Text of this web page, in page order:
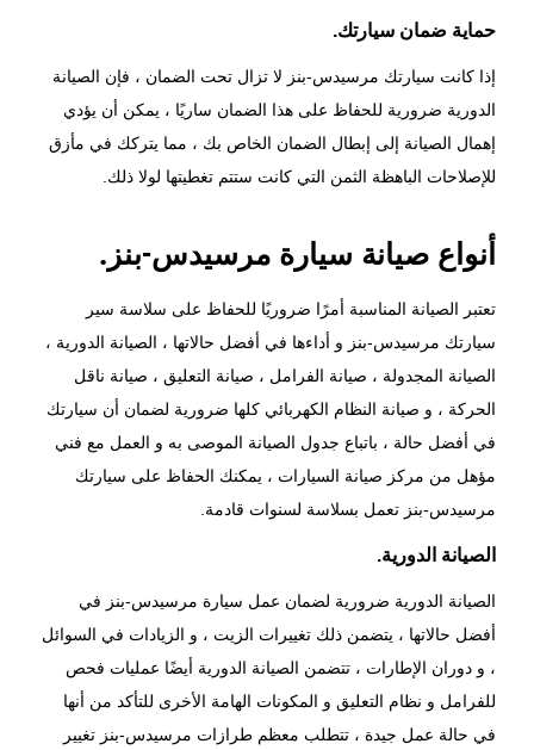
حماية ضمان سيارتك.
إذا كانت سيارتك مرسيدس-بنز لا تزال تحت الضمان ، فإن الصيانة
الدورية ضرورية للحفاظ على هذا الضمان ساريًا ، يمكن أن يؤدي
إهمال الصيانة إلى إبطال الضمان الخاص بك ، مما يتركك في مأزق
للإصلاحات الباهظة الثمن التي كانت ستتم تغطيتها لولا ذلك.
أنواع صيانة سيارة مرسيدس-بنز.
تعتبر الصيانة المناسبة أمرًا ضروريًا للحفاظ على سلاسة سير
سيارتك مرسيدس-بنز و أداءها في أفضل حالاتها ، الصيانة الدورية ،
الصيانة المجدولة ، صيانة الفرامل ، صيانة التعليق ، صيانة ناقل
الحركة ، و صيانة النظام الكهربائي كلها ضرورية لضمان أن سيارتك
في أفضل حالة ، باتباع جدول الصيانة الموصى به و العمل مع فني
مؤهل من مركز صيانة السيارات ، يمكنك الحفاظ على سيارتك
مرسيدس-بنز تعمل بسلاسة لسنوات قادمة.
الصيانة الدورية.
الصيانة الدورية ضرورية لضمان عمل سيارة مرسيدس-بنز في
أفضل حالاتها ، يتضمن ذلك تغييرات الزيت ، و الزيادات في السوائل
، و دوران الإطارات ، تتضمن الصيانة الدورية أيضًا عمليات فحص
للفرامل و نظام التعليق و المكونات الهامة الأخرى للتأكد من أنها
في حالة عمل جيدة ، تتطلب معظم طرازات مرسيدس-بنز تغيير